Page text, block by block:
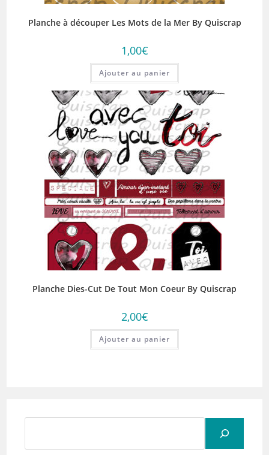
Planche à découper Les Mots de la Mer By Quiscrap
1,00€
Ajouter au panier
Planche Dies-Cut De Tout Mon Coeur By Quiscrap
2,00€
Ajouter au panier